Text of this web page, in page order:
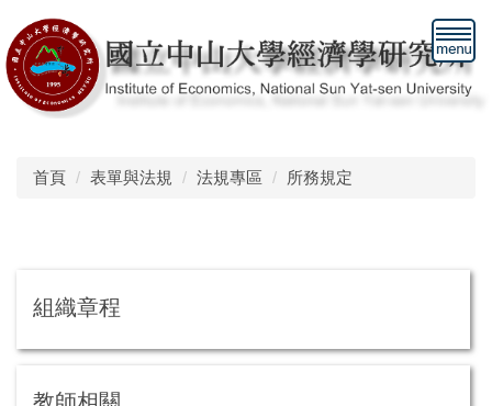
到
主
要
首頁
表單與法規 法規專區 所務規定
組織章程